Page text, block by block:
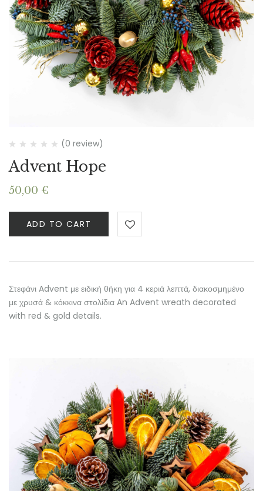
(0 review)
Advent Hope
50,00 €
ADD TO CART
Στεφάνι Advent με ειδική θήκη για 4 κεριά λεπτά, διακοσμημένο
με χρυσά & κόκκινα στολίδια An Advent wreath decorated
with red & gold details.